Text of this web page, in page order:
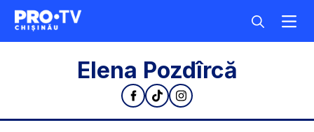
Elena Pozdîrcă